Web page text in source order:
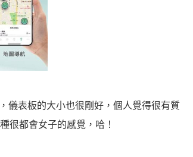
儀表板的大小也很剛好，個人覺得很有質
很都會女子的感覺，哈！